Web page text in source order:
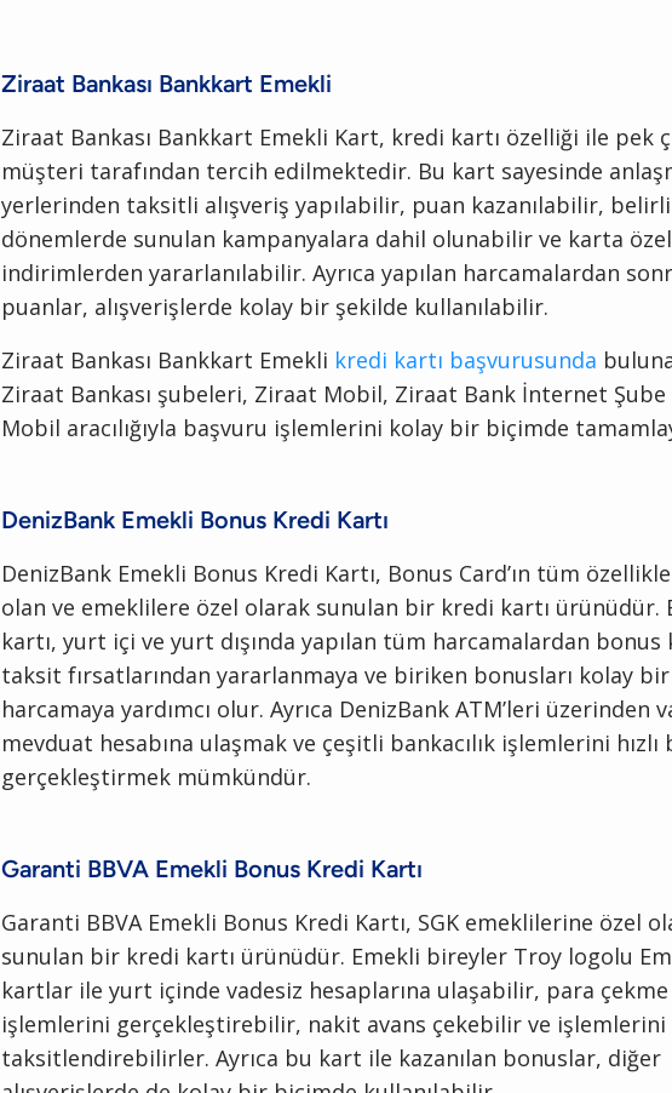
Ziraat Bankası Bankkart Emekli
Ziraat Bankası Bankkart Emekli Kart, kredi kartı özelliği ile pek
müşteri tarafından tercih edilmektedir. Bu kart sayesinde
yerlerinden taksitli alışveriş yapılabilir, puan kazanılabilir, belirli
dönemlerde sunulan kampanyalara dahil olunabilir ve karta özel
indirimlerden yararlanılabilir. Ayrıca yapılan harcamalardan
puanlar, alışverişlerde kolay bir şekilde kullanılabilir.
Ziraat Bankası Bankkart Emekli kredi kartı başvurusunda
Ziraat Bankası şubeleri, Ziraat Mobil, Ziraat Bank İnternet
Mobil aracılığıyla başvuru işlemlerini kolay bir biçimde
DenizBank Emekli Bonus Kredi Kartı
DenizBank Emekli Bonus Kredi Kartı, Bonus Card’ın tüm
olan ve emeklilere özel olarak sunulan bir kredi kartı ürünüdür.
kartı, yurt içi ve yurt dışında yapılan tüm harcamalardan bonus
taksit fırsatlarından yararlanmaya ve biriken bonusları kolay
harcamaya yardımcı olur. Ayrıca DenizBank ATM’leri üzerinden
mevduat hesabına ulaşmak ve çeşitli bankacılık işlemlerini
gerçekleştirmek mümkündür.
Garanti BBVA Emekli Bonus Kredi Kartı
Garanti BBVA Emekli Bonus Kredi Kartı, SGK emeklilerine özel
sunulan bir kredi kartı ürünüdür. Emekli bireyler Troy logolu
kartlar ile yurt içinde vadesiz hesaplarına ulaşabilir, para çekme
işlemlerini gerçekleştirebilir, nakit avans çekebilir ve işlemlerini
taksitlendirebilirler. Ayrıca bu kart ile kazanılan bonuslar, diğer